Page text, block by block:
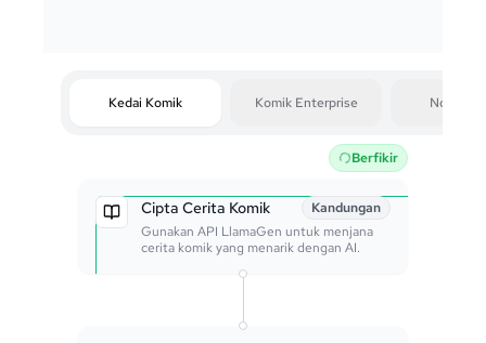
Kedai Komik Komik Enterprise Novel
Berfikir
Cipta Cerita Komik
Kandungan
Gunakan API LlamaGen untuk menjana
cerita komik yang menarik dengan AI.